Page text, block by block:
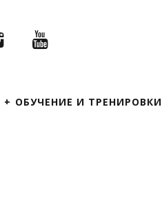
ОБУЧЕНИЕ И ТРЕНИРОВКИ